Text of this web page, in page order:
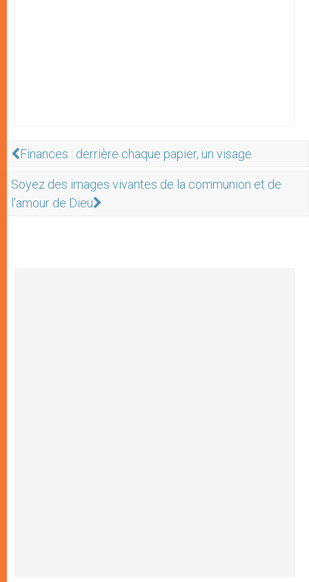
Finances : derrière chaque papier, un visage
Soyez des images vivantes de la communion et de
l'amour de Dieu